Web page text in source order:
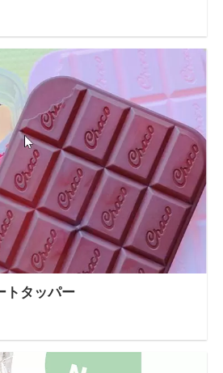
トタッパー